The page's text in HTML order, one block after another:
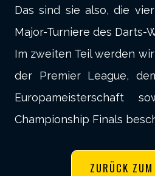
Das sind sie also, die
Major-Turniere des Darts-
Im zweiten Teil werden
der Premier League,
Europameisterschaft
Championship Finals
ZURÜCK